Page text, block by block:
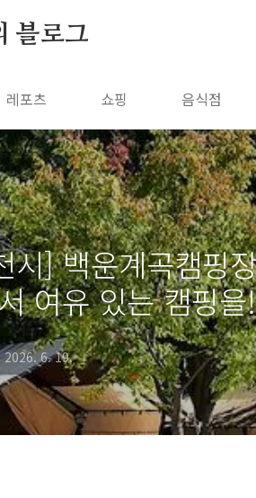
블로그
레포츠 쇼핑 음식점
시] 백운계곡캠핑
여유 있는 캠핑을!
2026. 6. 19.